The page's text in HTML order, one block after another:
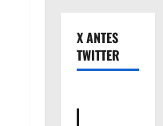
X ANTES
TWITTER